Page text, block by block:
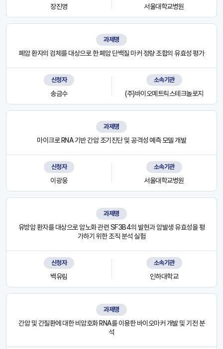
장진영 서울대학교병원
과제명
폐암 환자의 검체를 대상으로 한 폐암 단백질 마커 정량 조합의 유효성 평가
신청자
송금수
소속기관
(주)바이오메트릭스테크놀로지
과제명
마이크로 RNA 기반 간암 조기진단 및 공격성 예측 모델 개발
신청자
이광웅
소속기관
서울대학교병원
과제명
유방암 환자를 대상으로 암노화 관련 SF3B4의 발현과 암발생 유효성을 평
가하기 위한 조직 분석 실험
신청자
백유림
소속기관
인하대학교
과제명
간암 및 간질환에 대한 비암호화 RNA를 이용한 바이오마커 개발 및 기전 분
석